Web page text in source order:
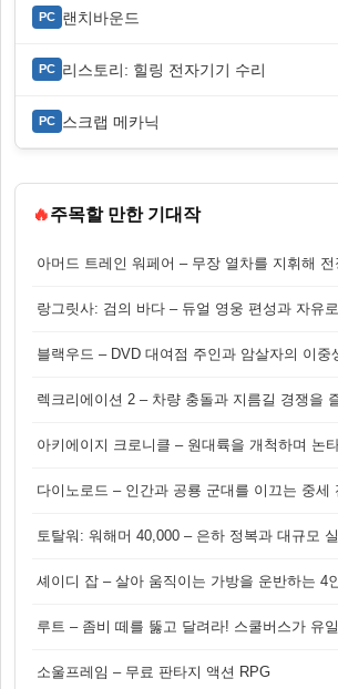
PC 랜치바운드
PC 리스토리: 힐링 전자기기 수리
PC 스크랩 메카닉
🔥주목할 만한 기대작
소울프레임 – 무료 판타지 액션 RPG